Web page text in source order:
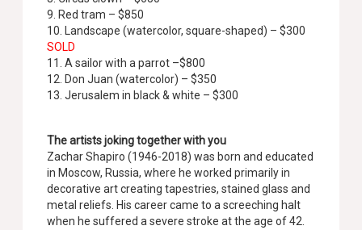
9. Red tram – $850
10. Landscape (watercolor, square-shaped) – $300
SOLD
11. A sailor with a parrot –$800
12. Don Juan (watercolor) – $350
13. Jerusalem in black & white – $300
The artists joking together with you
Zachar Shapiro (1946-2018) was born and educated
in Moscow, Russia, where he worked primarily in
decorative art creating tapestries, stained glass and
metal reliefs. His career came to a screeching halt
when he suffered a severe stroke at the age of 42.